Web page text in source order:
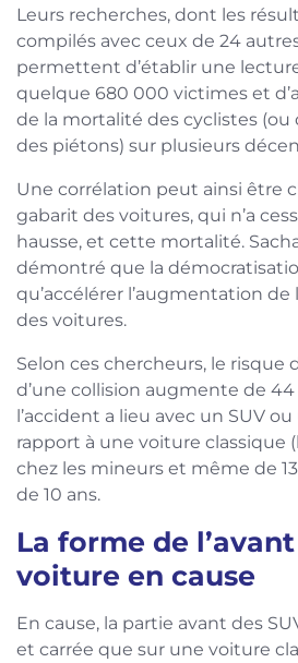
Leurs recherches, dont les
compilés avec ceux de 24
permettent d’établir une
quelque 680 000 victimes et
de la mortalité des cyclistes (ou
des piétons) sur plusieurs
Une corrélation peut ainsi être
gabarit des voitures, qui n’a
hausse, et cette mortalité.
démontré que la
qu’accélérer l’augmentation
des voitures.
Selon ces chercheurs, le risque
d’une collision augmente de 44
l’accident a lieu avec un SUV
rapport à une voiture classique
chez les mineurs et même de
de 10 ans.
La forme de
voiture en cause
En cause, la partie avant des
et carrée que sur une voiture